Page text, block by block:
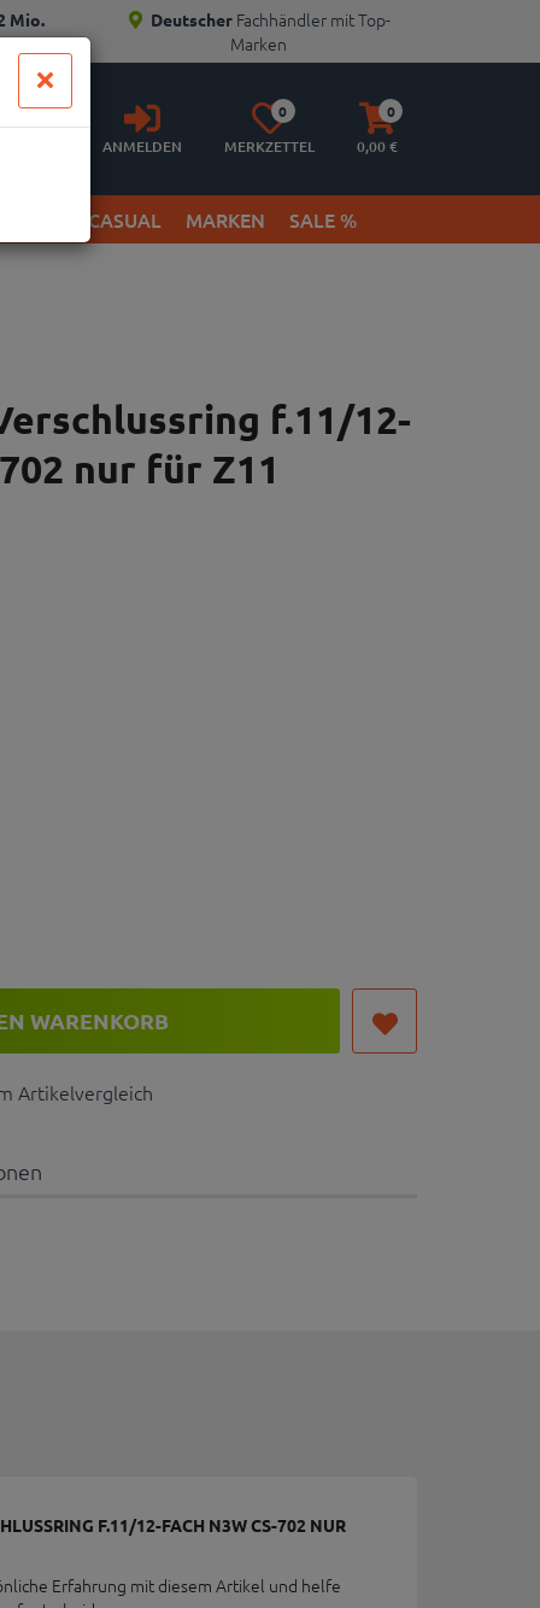
Mio. Deutscher Fachhändler mit Top-
Marken
Anmelden
ANMELDEN
Merkzettel
aufklappen
0
MERKZETTEL
Warenkorb
aufklappen
0
0,00 €
& CASUAL MARKEN SALE %
f.11/12-
nur für Z11
WARENKORB
Artikelvergleich
F.11/12-FACH N3W CS-702 NUR
Erfahrung mit diesem Artikel und helfe